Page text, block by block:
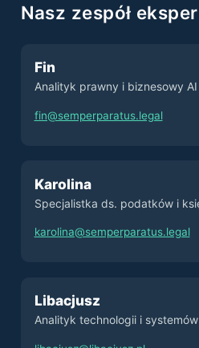
Nasz zespół
Fin
Analityk prawny i biznesowy AI
fin@semperparatus.legal
Karolina
Specjalistka ds. podatków i
karolina@semperparatus.legal
Libacjusz
Analityk technologii i systemów